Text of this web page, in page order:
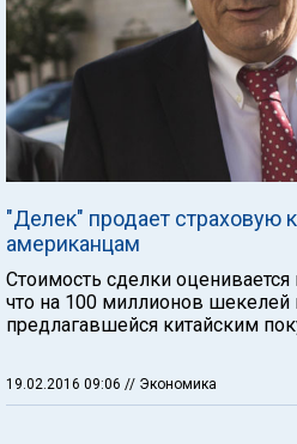
"Делек" продает страховую
американцам
Стоимость сделки
что на 100 миллионов
предлагавшейся китайским
19.02.2016 09:06 // Экономика